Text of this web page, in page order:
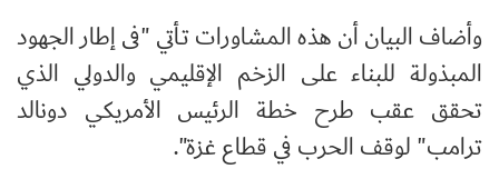
وأضاف البيان أن هذه المشاورات تـأتي "فى إطار الجهود
المبذولة للبناء على الزخم الإقليمي والدولي الذي
تحقق عقب طرح خطة الرئيس الأمريكي دونالد
ترامب" لوقف الحرب في قطاع غزة".